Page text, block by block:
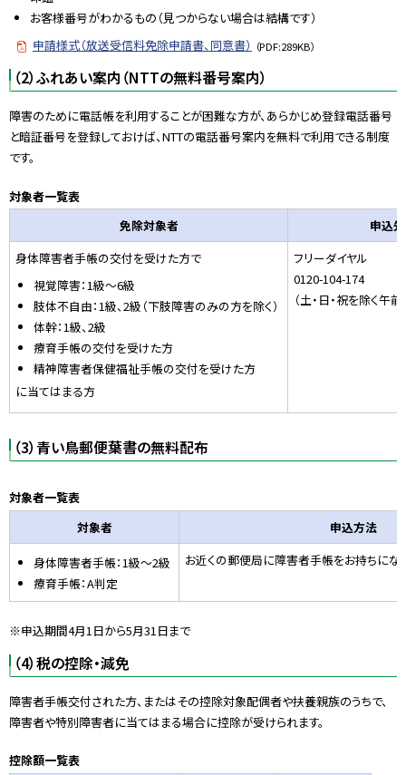
お客様番号がわかるもの（見つからない場合は結構です）
申請様式（放送受信料免除申請書、同意書） （PDF:289KB）
（2）ふれあい案内（NTTの無料番号案内）
障害のために電話帳を利用することが困難な方が、あらかじめ登録電話番号
と暗証番号を登録しておけば、NTTの電話番号案内を無料で利用できる制度
です。
対象者一覧表
免除対象者
申込先
身体障害者手帳の交付を受けた方で
視覚障害：1級～6級
肢体不自由：1級、2級（下肢障害のみの方を除く）
体幹：1級、2級
療育手帳の交付を受けた方
精神障害者保健福祉手帳の交付を受けた方
に当てはまる方
フリーダイヤル
0120-104-174
（土・日・祝を除く午
（3）青い鳥郵便葉書の無料配布
対象者一覧表
対象者
申込方法
身体障害者手帳：1級〜2級
療育手帳：A判定
お近くの郵便局に障害者手帳をお持ちにな
※申込期間4月1日から5月31日まで
（4）税の控除・減免
障害者手帳交付された方、またはその控除対象配偶者や扶養親族のうちで、
障害者や特別障害者に当てはまる場合に控除が受けられます。
控除額一覧表